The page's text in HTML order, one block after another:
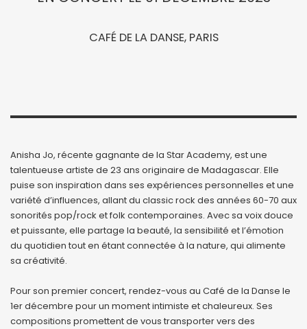
CAFÉ DE LA DANSE, PARIS
Anisha Jo, récente gagnante de la Star Academy, est une
talentueuse artiste de 23 ans originaire de Madagascar. Elle
puise son inspiration dans ses expériences personnelles et une
variété d’influences, allant du classic rock des années 60-70 aux
sonorités pop/rock et folk contemporaines. Avec sa voix douce
et puissante, elle partage la beauté, la sensibilité et l’émotion
du quotidien tout en étant connectée à la nature, qui alimente
sa créativité.
Pour son premier concert, rendez-vous au Café de la Danse le
1er décembre pour un moment intimiste et chaleureux. Ses
compositions promettent de vous transporter vers des